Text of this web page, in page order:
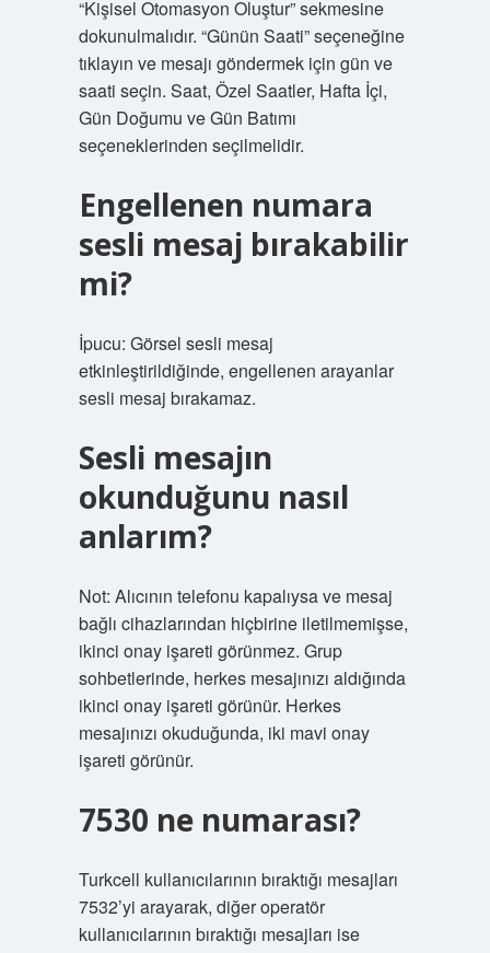
“Kişisel Otomasyon Oluştur” sekmesine
dokunulmalıdır. “Günün Saati” seçeneğine
tıklayın ve mesajı göndermek için gün ve
saati seçin. Saat, Özel Saatler, Hafta İçi,
Gün Doğumu ve Gün Batımı
seçeneklerinden seçilmelidir.
Engellenen numara
sesli mesaj bırakabilir
mi?
İpucu: Görsel sesli mesaj
etkinleştirildiğinde, engellenen arayanlar
sesli mesaj bırakamaz.
Sesli mesajın
okunduğunu nasıl
anlarım?
Not: Alıcının telefonu kapalıysa ve mesaj
bağlı cihazlarından hiçbirine iletilmemişse,
ikinci onay işareti görünmez. Grup
sohbetlerinde, herkes mesajınızı aldığında
ikinci onay işareti görünür. Herkes
mesajınızı okuduğunda, iki mavi onay
işareti görünür.
7530 ne numarası?
Turkcell kullanıcılarının bıraktığı mesajları
7532’yi arayarak, diğer operatör
kullanıcılarının bıraktığı mesajları ise